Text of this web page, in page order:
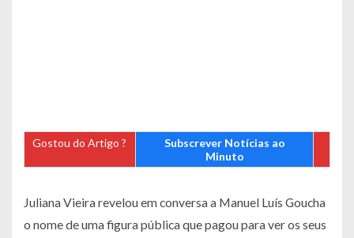
Gostou do Artigo ?
Subscrever Notícias ao
Minuto
Juliana Vieira revelou em conversa a Manuel Luís Goucha
o nome de uma figura pública que pagou para ver os seus